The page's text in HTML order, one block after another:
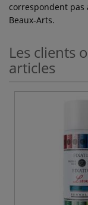
correspondent pas
Beaux-Arts.
Les clients
articles